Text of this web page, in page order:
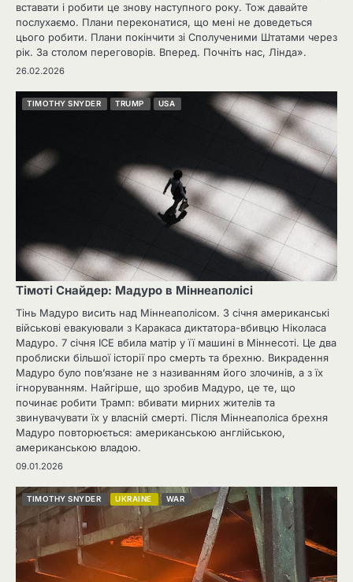
вставати і робити це знову наступного року. Тож давайте
послухаємо. Плани переконатися, що мені не доведеться
цього робити. Плани покінчити зі Сполученими Штатами через
рік. За столом переговорів. Вперед. Почніть нас, Лінда».
26.02.2026
TIMOTHY SNYDER TRUMP USA
Тімоті Снайдер: Мадуро в Міннеаполісі
Тінь Мадуро висить над Міннеаполісом. 3 січня американські
військові евакуювали з Каракаса диктатора-вбивцю Ніколаса
Мадуро. 7 січня ICE вбила матір у її машині в Міннесоті. Це два
проблиски більшої історії про смерть та брехню. Викрадення
Мадуро було пов’язане не з називанням його злочинів, а з їх
ігноруванням. Найгірше, що зробив Мадуро, це те, що
починає робити Трамп: вбивати мирних жителів та
звинувачувати їх у власній смерті. Після Міннеаполіса брехня
Мадуро повторюється: американською англійською,
американською владою.
09.01.2026
TIMOTHY SNYDER UKRAINE WAR